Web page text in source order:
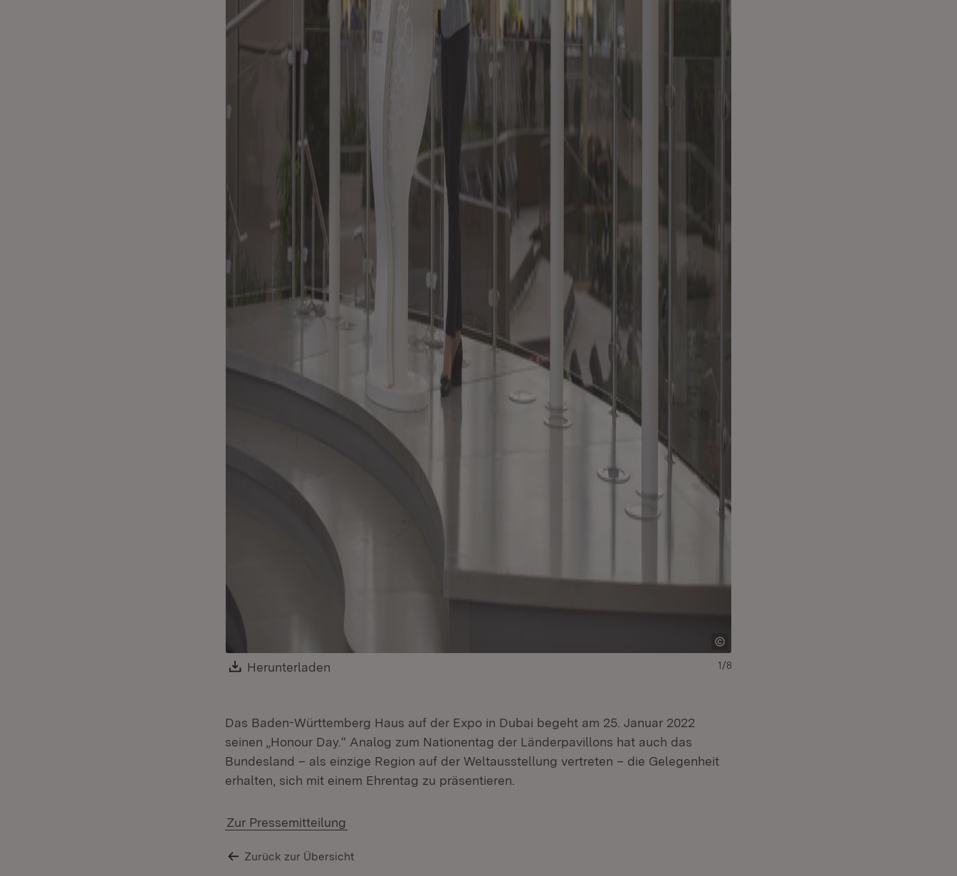
Download:
Herunterladen 1/8
Das Baden-Württemberg Haus auf der Expo in Dubai begeht am 25. Januar 2022
seinen „Honour Day.“ Analog zum Nationentag der Länderpavillons hat auch das
Bundesland – als einzige Region auf der Weltausstellung vertreten – die Gelegenheit
erhalten, sich mit einem Ehrentag zu präsentieren.
Zur Pressemitteilung
Zurück zur Übersicht